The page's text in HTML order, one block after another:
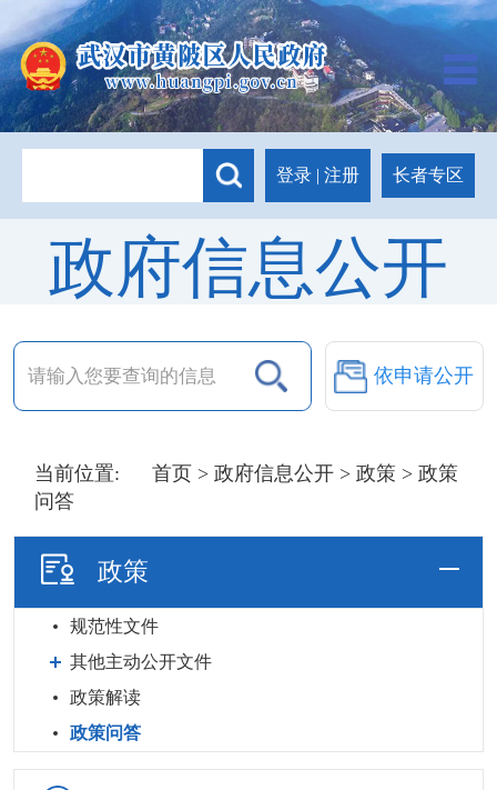
登录 | 注册 长者专区
政府信息公开
依申请公开
当前位置: 首页 > 政府信息公开> 政策> 政策
问答
政策
规范性文件
其他主动公开文件
政策解读
政策问答